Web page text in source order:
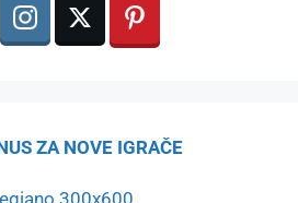
ZA NOVE IGRAČE